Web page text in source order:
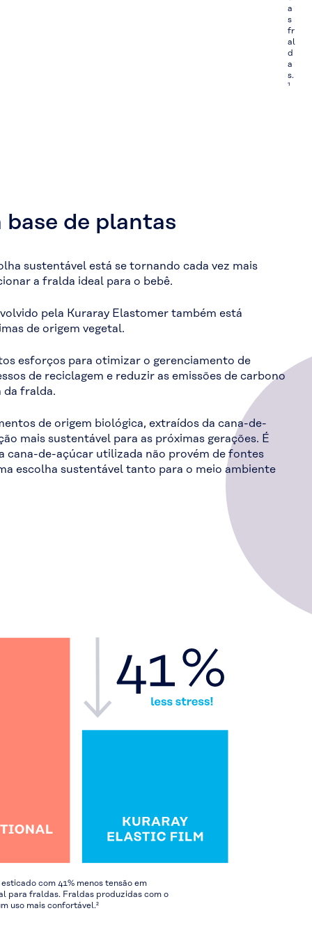
a
s
fr
al
d
a
s.
¹
de plantas
sustentável está se tornando cada vez mais
a fralda ideal para o bebê.
pela Kuraray Elastomer também está
de origem vegetal.
esforços para otimizar o gerenciamento de
de reciclagem e reduzir as emissões de carbono
da fralda.
de origem biológica, extraídos da cana-de-
mais sustentável para as próximas gerações. É
cana-de-açúcar utilizada não provém de fontes
escolha sustentável tanto para o meio ambiente
com 41% menos tensão em
para fraldas. Fraldas produzidas com o
uso mais confortável.²